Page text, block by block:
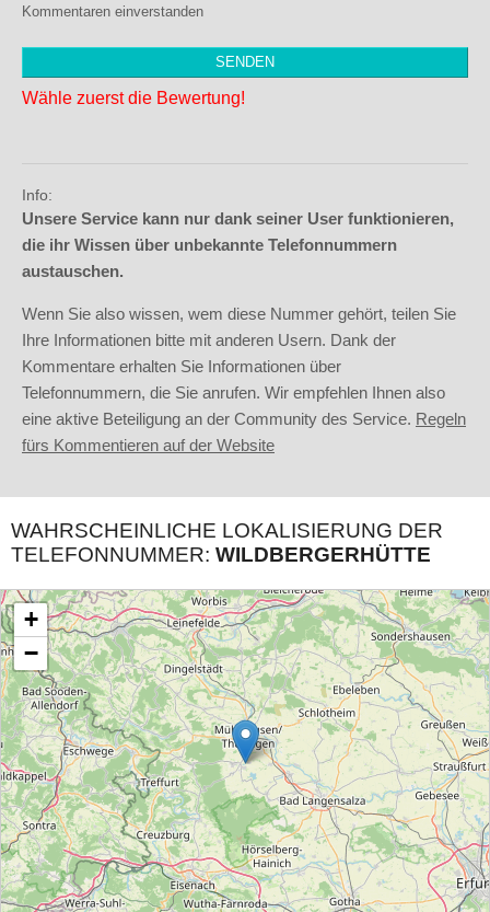
Kommentaren einverstanden
Wähle zuerst die Bewertung!
Info:
Unsere Service kann nur dank seiner User funktionieren,
die ihr Wissen über unbekannte Telefonnummern
austauschen.
Wenn Sie also wissen, wem diese Nummer gehört, teilen Sie
Ihre Informationen bitte mit anderen Usern. Dank der
Kommentare erhalten Sie Informationen über
Telefonnummern, die Sie anrufen. Wir empfehlen Ihnen also
eine aktive Beteiligung an der Community des Service. Regeln
fürs Kommentieren auf der Website
WAHRSCHEINLICHE LOKALISIERUNG DER
TELEFONNUMMER: WILDBERGERHÜTTE